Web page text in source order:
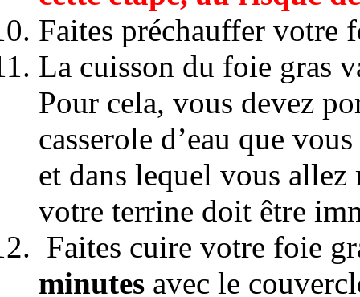
Faites préchauffer votre
La cuisson du foie gras
Pour cela, vous devez
casserole d’eau que
et dans lequel vous
votre terrine doit être
Faites cuire votre foie
minutes avec le